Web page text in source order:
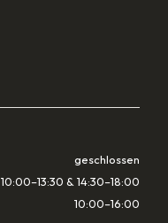
geschlossen
10:00–13:30 & 14:30–18:00
10:00–16:00